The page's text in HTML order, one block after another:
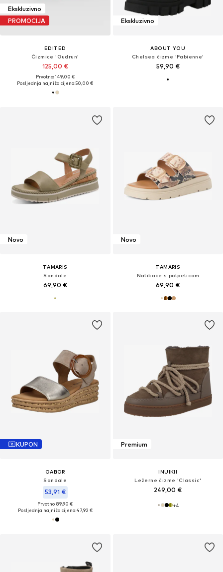
Ekskluzivno
PROMOCIJA
EDITED
Čizmice 'Gudrun'
125,00 €
Prvotno: 149,00 €
Posljednja najniža cijena:50,00 €
Ekskluzivno
ABOUT YOU
Chelsea čizme 'Fabienne'
59,90 €
Novo
TAMARIS
Sandale
69,90 €
Novo
TAMARIS
Natikače s potpeticom
69,90 €
KUPON
GABOR
Sandale
53,91 €
Prvotno: 89,90 €
Posljednja najniža cijena:47,92 €
Premium
INUIKII
Ležerne čizme 'Classic'
249,00 €
+4